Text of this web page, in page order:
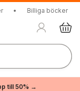
• Billiga böcker
till 50% →